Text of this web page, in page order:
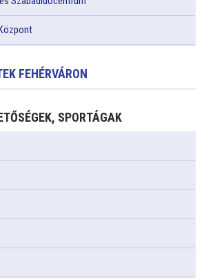
FEHÉRVÁRON
SPORTÁGAK